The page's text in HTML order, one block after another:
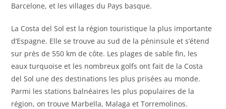
Barcelone, et les villages du Pays basque.
La Costa del Sol est la région touristique la plus importante
d’Espagne. Elle se trouve au sud de la péninsule et s’étend
sur près de 550 km de côte. Les plages de sable fin, les
eaux turquoise et les nombreux golfs ont fait de la Costa
del Sol une des destinations les plus prisées au monde.
Parmi les stations balnéaires les plus populaires de la
région, on trouve Marbella, Malaga et Torremolinos.